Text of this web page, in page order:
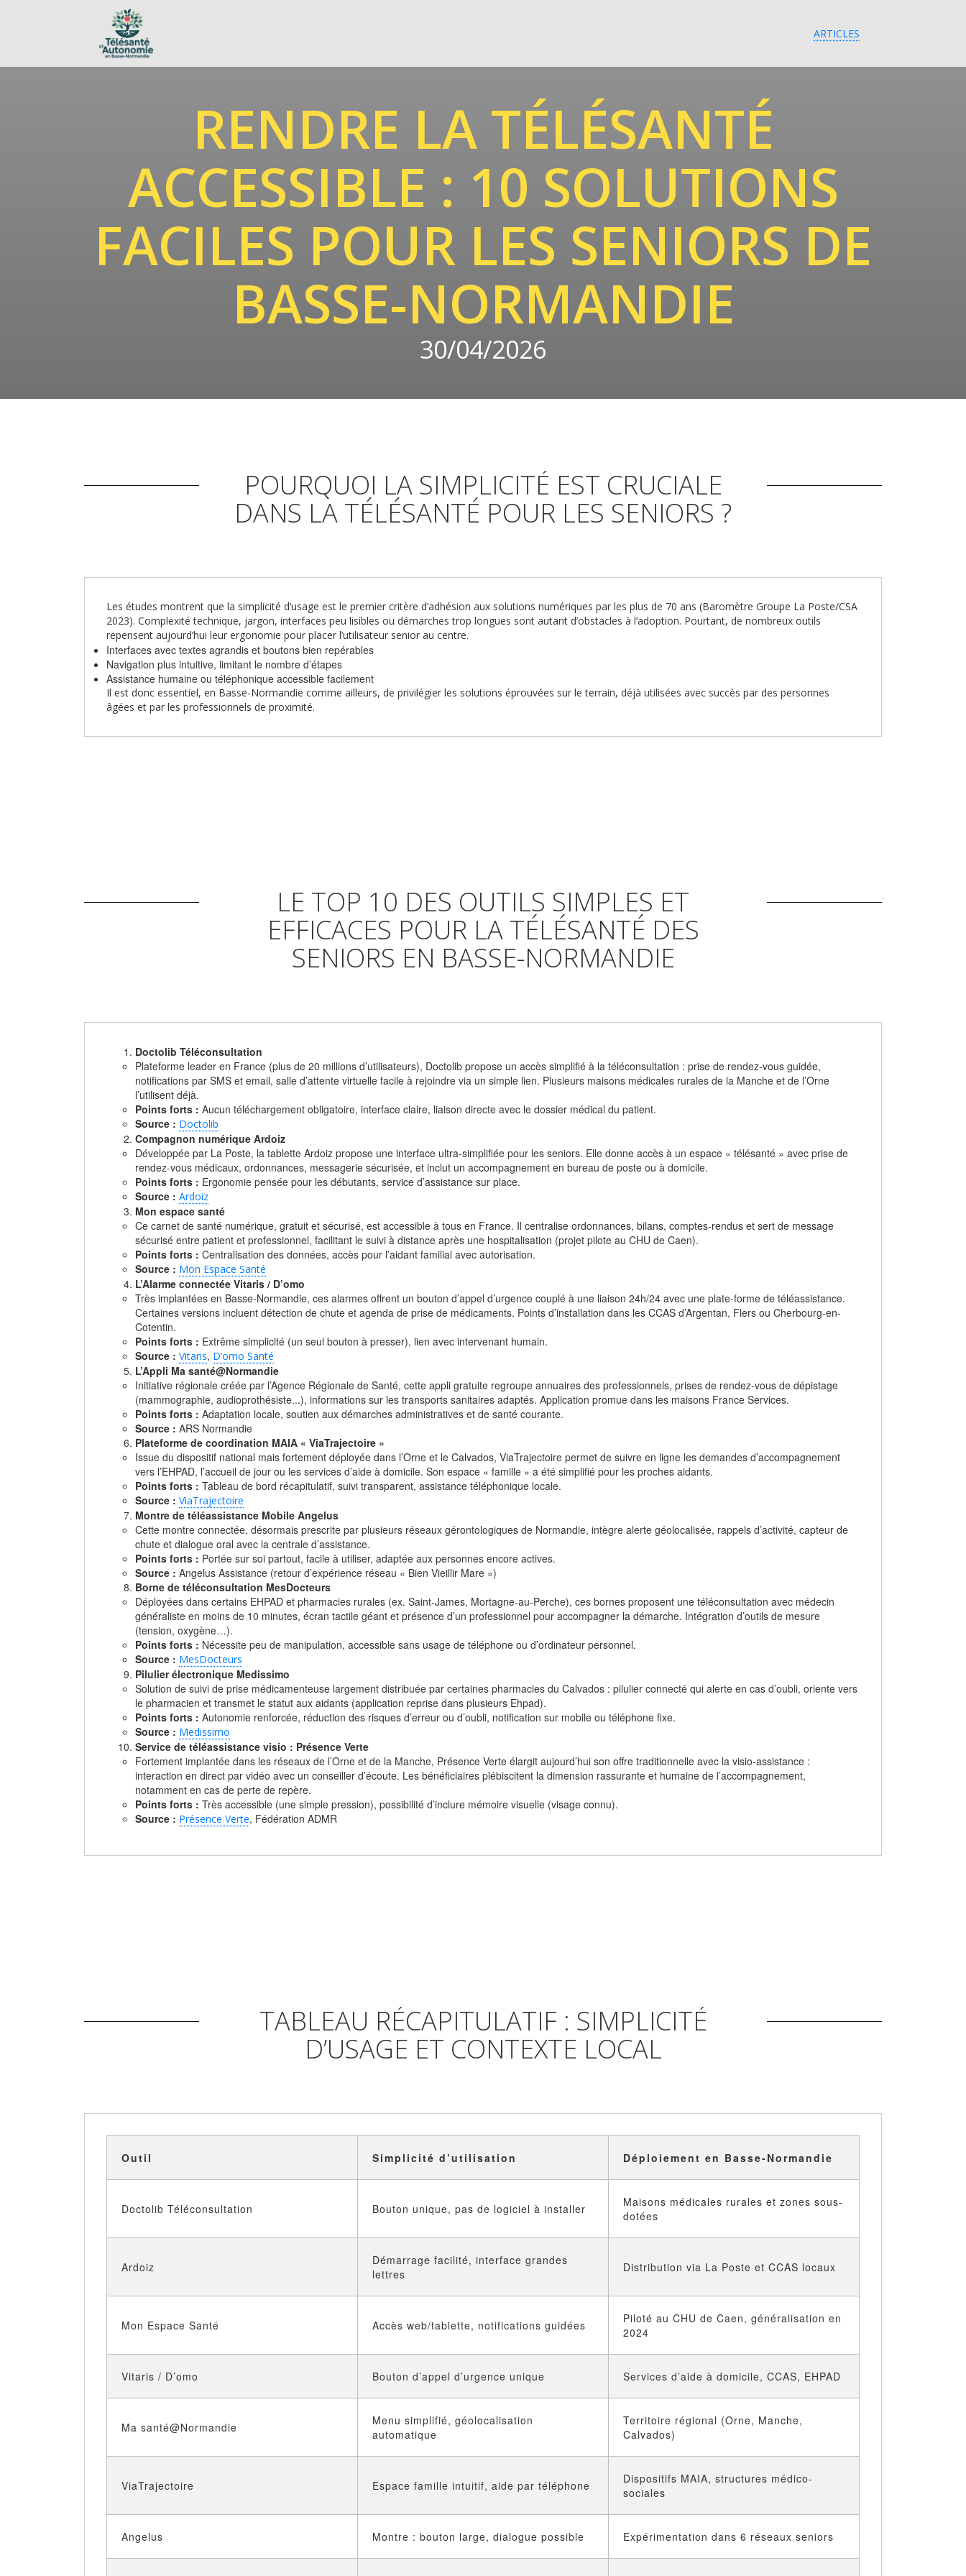
ARTICLES
RENDRE LA TÉLÉSANTÉ
ACCESSIBLE : 10 SOLUTIONS
FACILES POUR LES SENIORS DE
BASSE-NORMANDIE
30/04/2026
POURQUOI LA SIMPLICITÉ EST CRUCIALE
DANS LA TÉLÉSANTÉ POUR LES SENIORS ?
Les études montrent que la simplicité d’usage est le premier critère d’adhésion aux solutions numériques par les plus de 70 ans (Baromètre Groupe La Poste/CSA
2023). Complexité technique, jargon, interfaces peu lisibles ou démarches trop longues sont autant d’obstacles à l’adoption. Pourtant, de nombreux outils
repensent aujourd’hui leur ergonomie pour placer l’utilisateur senior au centre.
Interfaces avec textes agrandis et boutons bien repérables
Navigation plus intuitive, limitant le nombre d’étapes
Assistance humaine ou téléphonique accessible facilement
Il est donc essentiel, en Basse-Normandie comme ailleurs, de privilégier les solutions éprouvées sur le terrain, déjà utilisées avec succès par des personnes
âgées et par les professionnels de proximité.
LE TOP 10 DES OUTILS SIMPLES ET
EFFICACES POUR LA TÉLÉSANTÉ DES
SENIORS EN BASSE-NORMANDIE
Doctolib Téléconsultation
Plateforme leader en France (plus de 20 millions d’utilisateurs), Doctolib propose un accès simplifié à la téléconsultation : prise de rendez-vous guidée,
notifications par SMS et email, salle d’attente virtuelle facile à rejoindre via un simple lien. Plusieurs maisons médicales rurales de la Manche et de l’Orne
l’utilisent déjà.
Points forts : Aucun téléchargement obligatoire, interface claire, liaison directe avec le dossier médical du patient.
Source : Doctolib
Compagnon numérique Ardoiz
Développée par La Poste, la tablette Ardoiz propose une interface ultra-simplifiée pour les seniors. Elle donne accès à un espace « télésanté » avec prise de
rendez-vous médicaux, ordonnances, messagerie sécurisée, et inclut un accompagnement en bureau de poste ou à domicile.
Points forts : Ergonomie pensée pour les débutants, service d’assistance sur place.
Source : Ardoiz
Mon espace santé
Ce carnet de santé numérique, gratuit et sécurisé, est accessible à tous en France. Il centralise ordonnances, bilans, comptes-rendus et sert de message
sécurisé entre patient et professionnel, facilitant le suivi à distance après une hospitalisation (projet pilote au CHU de Caen).
Points forts : Centralisation des données, accès pour l’aidant familial avec autorisation.
Source : Mon Espace Santé
L’Alarme connectée Vitaris / D’omo
Très implantées en Basse-Normandie, ces alarmes offrent un bouton d’appel d’urgence couplé à une liaison 24h/24 avec une plate-forme de téléassistance.
Certaines versions incluent détection de chute et agenda de prise de médicaments. Points d’installation dans les CCAS d’Argentan, Flers ou Cherbourg-en-
Cotentin.
Points forts : Extrême simplicité (un seul bouton à presser), lien avec intervenant humain.
Source : Vitaris, D’omo Santé
L’Appli Ma santé@Normandie
Initiative régionale créée par l’Agence Régionale de Santé, cette appli gratuite regroupe annuaires des professionnels, prises de rendez-vous de dépistage
(mammographie, audioprothésiste...), informations sur les transports sanitaires adaptés. Application promue dans les maisons France Services.
Points forts : Adaptation locale, soutien aux démarches administratives et de santé courante.
Source : ARS Normandie
Plateforme de coordination MAIA « ViaTrajectoire »
Issue du dispositif national mais fortement déployée dans l’Orne et le Calvados, ViaTrajectoire permet de suivre en ligne les demandes d’accompagnement
vers l’EHPAD, l’accueil de jour ou les services d’aide à domicile. Son espace « famille » a été simplifié pour les proches aidants.
Points forts : Tableau de bord récapitulatif, suivi transparent, assistance téléphonique locale.
Source : ViaTrajectoire
Montre de téléassistance Mobile Angelus
Cette montre connectée, désormais prescrite par plusieurs réseaux gérontologiques de Normandie, intègre alerte géolocalisée, rappels d’activité, capteur de
chute et dialogue oral avec la centrale d’assistance.
Points forts : Portée sur soi partout, facile à utiliser, adaptée aux personnes encore actives.
Source : Angelus Assistance (retour d’expérience réseau « Bien Vieillir Mare »)
Borne de téléconsultation MesDocteurs
Déployées dans certains EHPAD et pharmacies rurales (ex. Saint-James, Mortagne-au-Perche), ces bornes proposent une téléconsultation avec médecin
généraliste en moins de 10 minutes, écran tactile géant et présence d’un professionnel pour accompagner la démarche. Intégration d’outils de mesure
(tension, oxygène…).
Points forts : Nécessite peu de manipulation, accessible sans usage de téléphone ou d’ordinateur personnel.
Source : MesDocteurs
Pilulier électronique Medissimo
Solution de suivi de prise médicamenteuse largement distribuée par certaines pharmacies du Calvados : pilulier connecté qui alerte en cas d’oubli, oriente vers
le pharmacien et transmet le statut aux aidants (application reprise dans plusieurs Ehpad).
Points forts : Autonomie renforcée, réduction des risques d’erreur ou d’oubli, notification sur mobile ou téléphone fixe.
Source : Medissimo
Service de téléassistance visio : Présence Verte
Fortement implantée dans les réseaux de l’Orne et de la Manche, Présence Verte élargit aujourd’hui son offre traditionnelle avec la visio-assistance :
interaction en direct par vidéo avec un conseiller d’écoute. Les bénéficiaires plébiscitent la dimension rassurante et humaine de l’accompagnement,
notamment en cas de perte de repère.
Points forts : Très accessible (une simple pression), possibilité d’inclure mémoire visuelle (visage connu).
Source : Présence Verte, Fédération ADMR
TABLEAU RÉCAPITULATIF : SIMPLICITÉ
D’USAGE ET CONTEXTE LOCAL
Outil Simplicité d’utilisation Déploiement en Basse-Normandie
Doctolib Téléconsultation Bouton unique, pas de logiciel à installer
Maisons médicales rurales et zones sous-
dotées
Ardoiz
Démarrage facilité, interface grandes
lettres
Distribution via La Poste et CCAS locaux
Mon Espace Santé Accès web/tablette, notifications guidées
Piloté au CHU de Caen, généralisation en
2024
Vitaris / D’omo Bouton d’appel d’urgence unique Services d’aide à domicile, CCAS, EHPAD
Ma santé@Normandie
Menu simplifié, géolocalisation
automatique
Territoire régional (Orne, Manche,
Calvados)
ViaTrajectoire Espace famille intuitif, aide par téléphone
Dispositifs MAIA, structures médico-
sociales
Angelus Montre : bouton large, dialogue possible Expérimentation dans 6 réseaux seniors